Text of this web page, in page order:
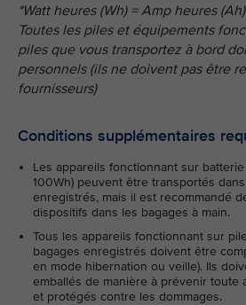
*Watt heures (Wh) = Amp heures
Toutes les piles et équipements
piles que vous transportez à bord
personnels (ils ne doivent pas être
fournisseurs)
Conditions supplémentaires
Les appareils fonctionnant sur
100Wh) peuvent être transportés
enregistrés, mais il est recommandé
dispositifs dans les bagages à main.
Tous les appareils fonctionnant sur
bagages enregistrés doivent être
en mode hibernation ou veille). Ils
emballés de manière à prévenir toute
et protégés contre les dommages.